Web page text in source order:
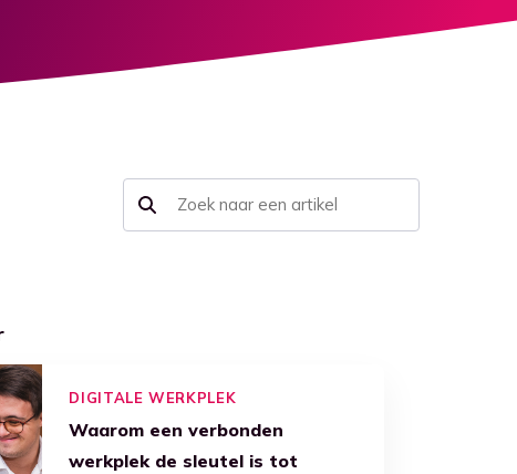
DIGITALE WERKPLEK
Waarom een verbonden
werkplek de sleutel is tot